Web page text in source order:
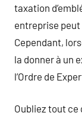
taxation
entreprise
Cependant,
la donner à un
l’Ordre de
Oubliez tout ce